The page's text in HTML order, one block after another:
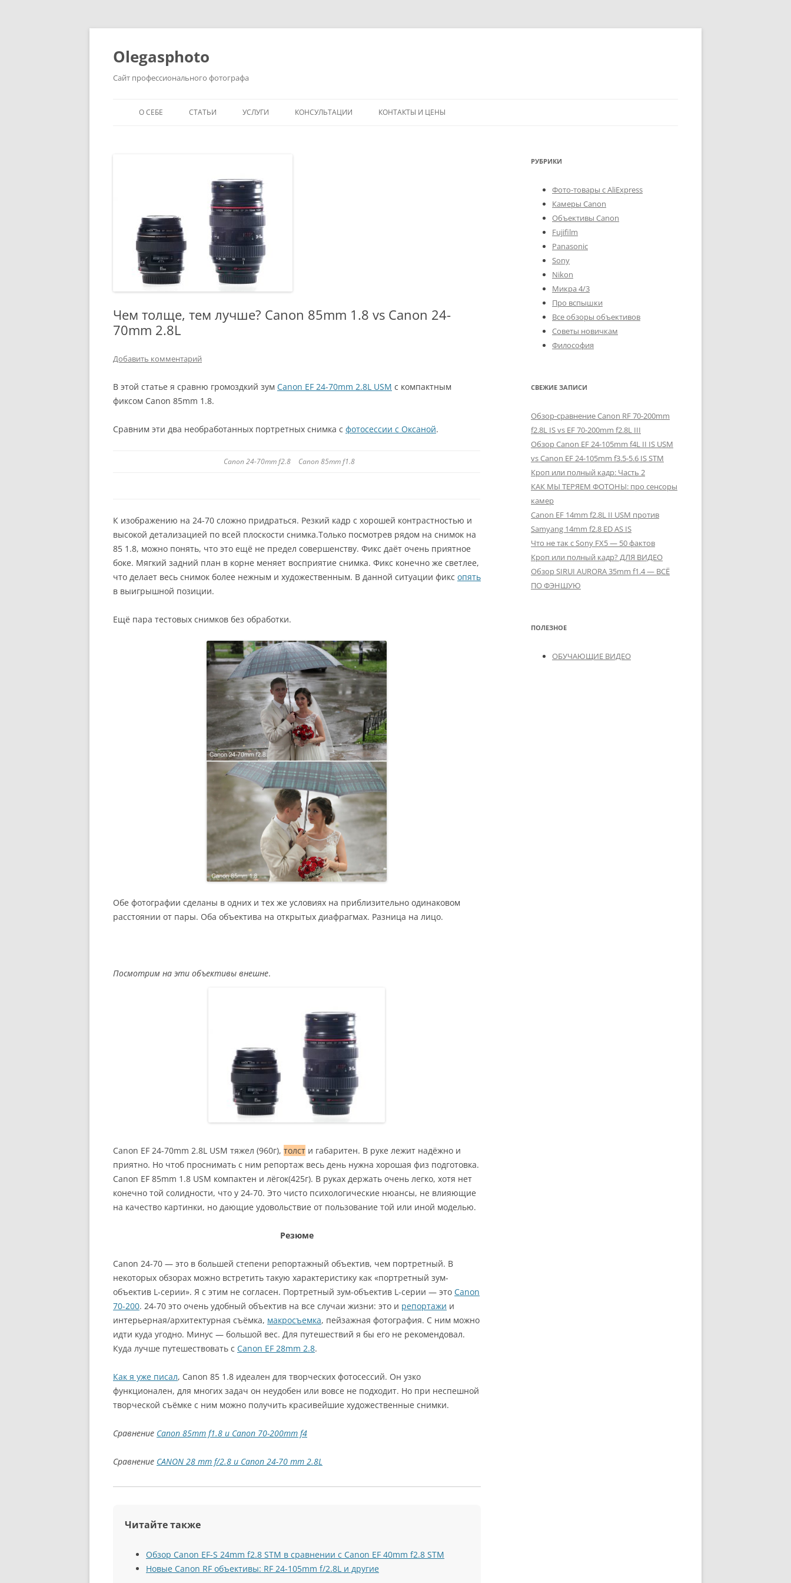
Olegasphoto
Сайт профессионального фотографа
к
содержимому
О СЕБЕ СТАТЬИ УСЛУГИ КОНСУЛЬТАЦИИ КОНТАКТЫ И ЦЕНЫ
Чем толще, тем лучше? Canon 85mm 1.8 vs Canon 24-
70mm 2.8L
Добавить комментарий
В этой статье я сравню громоздкий зум Canon EF 24-70mm 2.8L USM с компактным
фиксом Canon 85mm 1.8.
Сравним эти два необработанных портретных снимка с фотосессии с Оксаной.
Canon 24-70mm f2.8 Canon 85mmf1.8
К изображению на 24-70 сложно придраться. Резкий кадр с хорошей контрастностью и
высокой детализацией по всей плоскости снимка.Только посмотрев рядом на снимок на
85 1.8, можно понять, что это ещё не предел совершенству. Фикс даёт очень приятное
боке. Мягкий задний план в корне меняет восприятие снимка. Фикс конечно же светлее,
что делает весь снимок более нежным и художественным. В данной ситуации фикс опять
в выигрышной позиции.
Ещё пара тестовых снимков без обработки.
Обе фотографии сделаны в одних и тех же условиях на приблизительно одинаковом
расстоянии от пары. Оба объектива на открытых диафрагмах. Разница на лицо.
Посмотрим на эти объективы внешне.
Canon EF 24-70mm 2.8L USM тяжел (960г), толст и габаритен. В руке лежит надёжно и
приятно. Но чтоб проснимать с ним репортаж весь день нужна хорошая физ подготовка.
Canon EF 85mm 1.8 USM компактен и лёгок(425г). В руках держать очень легко, хотя нет
конечно той солидности, что у 24-70. Это чисто психологические нюансы, не влияющие
на качество картинки, но дающие удовольствие от пользование той или иной моделью.
Резюме
Canon 24-70 — это в большей степени репортажный объектив, чем портретный. В
некоторых обзорах можно встретить такую характеристику как «портретный зум-
объектив L-серии». Я с этим не согласен. Портретный зум-объектив L-серии — это Canon
70-200. 24-70 это очень удобный объектив на все случаи жизни: это и репортажи и
интерьерная/архитектурная съёмка, макросъемка, пейзажная фотография. С ним можно
идти куда угодно. Минус — большой вес. Для путешествий я бы его не рекомендовал.
Куда лучше путешествовать с Canon EF 28mm 2.8.
Как я уже писал, Canon 85 1.8 идеален для творческих фотосессий. Он узко
функционален, для многих задач он неудобен или вовсе не подходит. Но при неспешной
творческой съёмке с ним можно получить красивейшие художественные снимки.
Сравнение Canon 85mm f1.8 и Canon 70-200mm f4
Сравнение CANON 28 mm f/2.8 и Canon 24-70 mm 2.8L
Читайте также
Обзор Canon EF-S 24mm f2.8 STM в сравнении с Canon EF 40mm f2.8 STM
Новые Canon RF объективы: RF 24-105mm f/2.8L и другие
РУБРИКИ
Фото-товары с AliExpress
Камеры Canon
Объективы Canon
Fujifilm
Panasonic
Sony
Nikon
Микра 4/3
Про вспышки
Все обзоры объективов
Советы новичкам
Философия
СВЕЖИЕ ЗАПИСИ
Обзор-сравнение Canon RF 70-200mm
f2.8L IS vs EF 70-200mm f2.8L III
Обзор Canon EF 24-105mm f4L II IS USM
vs Canon EF 24-105mm f3.5-5.6 IS STM
Кроп или полный кадр: Часть 2
КАК МЫ ТЕРЯЕМ ФОТОНЫ: про сенсоры
камер
Canon EF 14mm f2.8L II USM против
Samyang 14mm f2.8 ED AS IS
Что не так с Sony FX5 — 50 фактов
Кроп или полный кадр? ДЛЯ ВИДЕО
Обзор SIRUI AURORA 35mm f1.4 — ВСЁ
ПО ФЭНШУЮ
ПОЛЕЗНОЕ
ОБУЧАЮЩИЕ ВИДЕО